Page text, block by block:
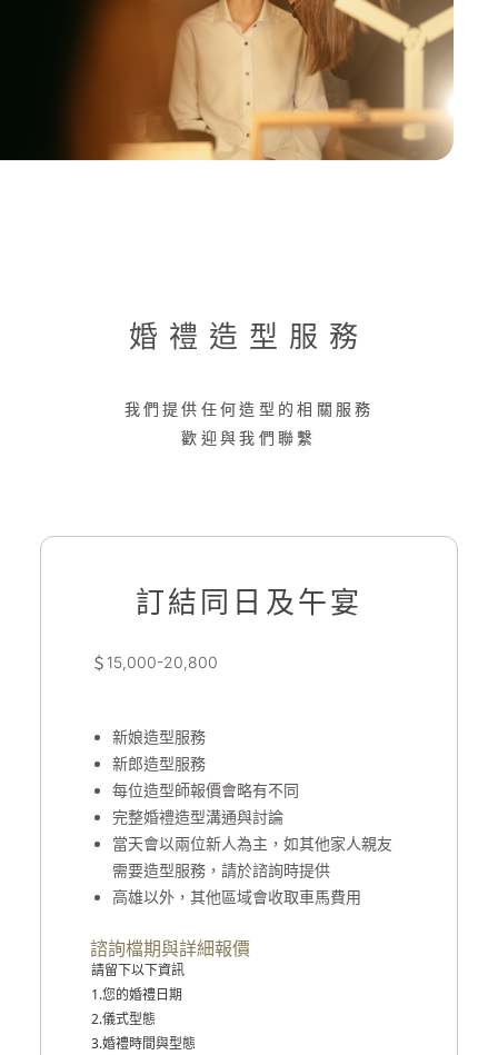
婚禮造型服務
我們提供任何造型的相關服務
歡迎與我們聯繫
訂結同日及午宴
＄15,000-20,800
新娘造型服務
新郎造型服務
每位造型師報價會略有不同
完整婚禮造型溝通與討論
當天會以兩位新人為主，如其他家人親友
需要造型服務，請於諮詢時提供
高雄以外，其他區域會收取車馬費用
諮詢檔期與詳細報價
請留下以下資訊
1.您的婚禮日期
2.儀式型態
3.婚禮時間與型態